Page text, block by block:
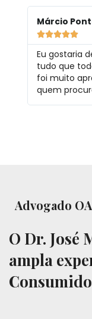
Márcio

Eu gostaria
tudo que
foi muito
quem
Advogado
O Dr. José
ampla